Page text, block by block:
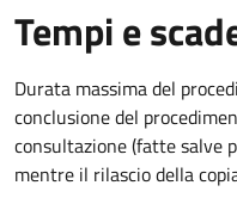
Tempi e
Durata massima del
conclusione del
consultazione (fatte salve
mentre il rilascio della